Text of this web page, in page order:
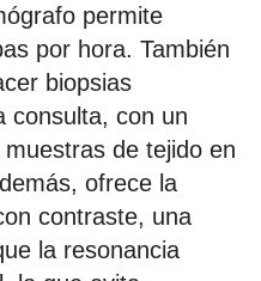
permite
por hora. También
biopsias
consulta, con un
de tejido en
ofrece la
contraste, una
la resonancia